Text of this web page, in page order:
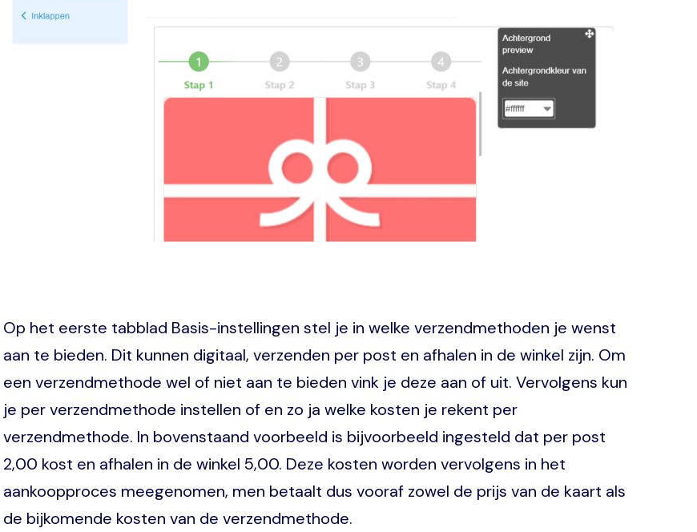
Op het eerste tabblad Basis-instellingen stel je in welke verzendmethoden je wenst
aan te bieden. Dit kunnen digitaal, verzenden per post en afhalen in de winkel zijn. Om
een verzendmethode wel of niet aan te bieden vink je deze aan of uit. Vervolgens kun
je per verzendmethode instellen of en zo ja welke kosten je rekent per
verzendmethode. In bovenstaand voorbeeld is bijvoorbeeld ingesteld dat per post
2,00 kost en afhalen in de winkel 5,00. Deze kosten worden vervolgens in het
aankoopproces meegenomen, men betaalt dus vooraf zowel de prijs van de kaart als
de bijkomende kosten van de verzendmethode.